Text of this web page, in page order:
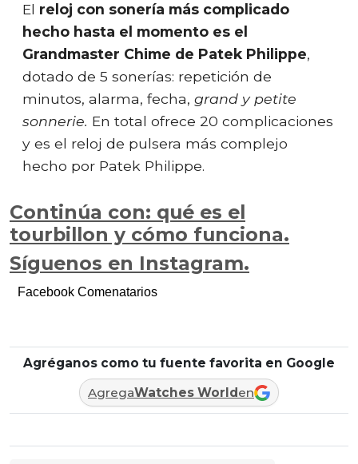
El reloj con sonería más complicado
hecho hasta el momento es el
Grandmaster Chime de Patek Philippe,
dotado de 5 sonerías: repetición de
minutos, alarma, fecha, grand y petite
sonnerie. En total ofrece 20 complicaciones
y es el reloj de pulsera más complejo
hecho por Patek Philippe.
Continúa con: qué es el
tourbillon y cómo funciona.
Síguenos en Instagram.
Facebook Comenatarios
Agréganos como tu fuente favorita en Google
AgregaWatches World en